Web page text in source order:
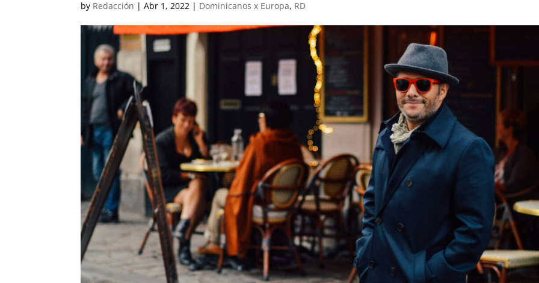
by Redacción |Abr 1, 2022 | Dominicanos x Europa, RD